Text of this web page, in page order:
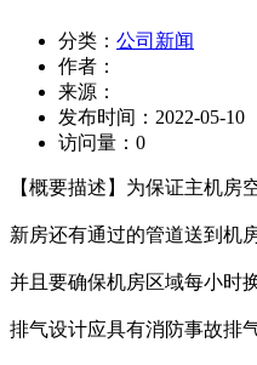
分类： 公司新闻
作者：
来源：
发布时间： 2022-05-10
访问量： 0
【概要描述】 为保证主机房
新房还有通过的管道送到机
并且要确保机房区域每小时
排气设计应具有消防事故排